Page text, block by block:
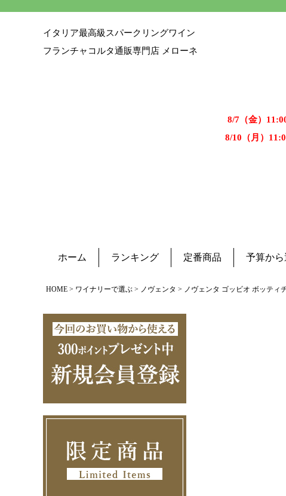
イタリア最高級スパークリングワイン
フランチャコルタ通販専門店 メローネ
8/7（金）
8/10（月）
ホーム ランキング 定番商品 予算から
HOME ワイナリーで選ぶ ノヴェンタ ノヴェンタ ゴッビオ ボッティ